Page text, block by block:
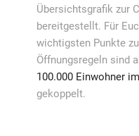
Übersichtsgrafik zur
bereitgestellt. Für
wichtigsten Punkte
Öffnungsregeln sind
100.000 Einwohner
gekoppelt.